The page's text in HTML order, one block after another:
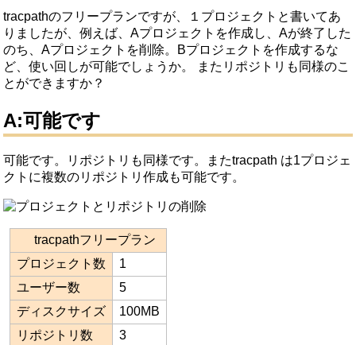
tracpathのフリープランですが、１プロジェクトと書いてあ
りましたが、例えば、Aプロジェクトを作成し、Aが終了した
のち、Aプロジェクトを削除。Bプロジェクトを作成するな
ど、使い回しが可能でしょうか。
またリポジトリも同様のこ
とができますか？
A:可能です
可能です。リポジトリも同様です。またtracpath は1プロジェ
クトに複数のリポジトリ作成も可能です。
tracpathフリープラン
プロジェクト数
1
ユーザー数
5
ディスクサイズ
100MB
リポジトリ数
3